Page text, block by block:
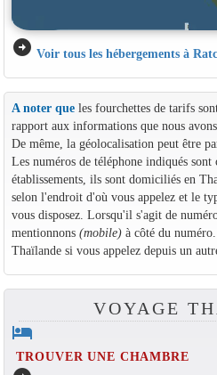
arrow_circle_right Voir tous les hébergements à
A noter queles fourchettes de tarifs
rapport aux informations que nous avons
De même, la géolocalisation peut être
Les numéros de téléphone indiqués sont
établissements, ils sont domiciliés en
selon l'endroit d'où vous appelez et le
vous disposez. Lorsqu'il s'agit de
mentionnons (mobile)à côté du
Thaïlande si vous appelez depuis un
VOYAGE
hotel
TROUVER UNE CHAMBRE